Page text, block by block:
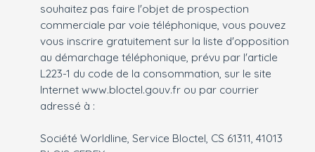
souhaitez pas faire l'objet de prospection
commerciale par voie téléphonique, vous pouvez
vous inscrire gratuitement sur la liste d'opposition
au démarchage téléphonique, prévu par l'article
L223-1 du code de la consommation, sur le site
Internet www.bloctel.gouv.fr ou par courrier
adressé à :
Société Worldline, Service Bloctel, CS 61311, 41013